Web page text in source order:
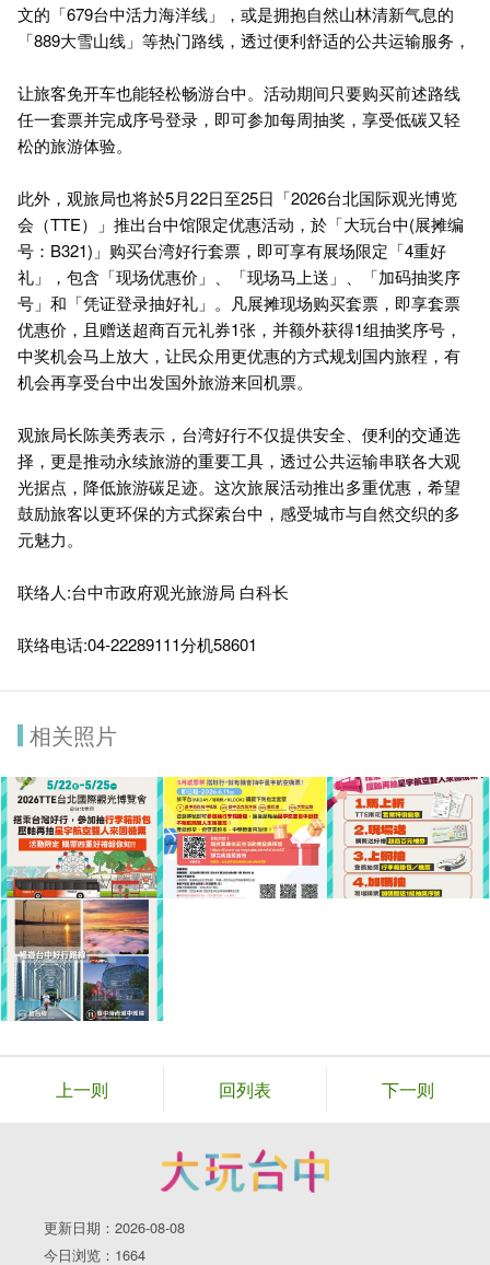
文的「679台中活力海洋线」，或是拥抱自然山林清新气息的
「889大雪山线」等热门路线，透过便利舒适的公共运输服务，
让旅客免开车也能轻松畅游台中。活动期间只要购买前述路线
任一套票并完成序号登录，即可参加每周抽奖，享受低碳又轻
松的旅游体验。
此外，观旅局也将於5月22日至25日「2026台北国际观光博览
会（TTE）」推出台中馆限定优惠活动，於「大玩台中(展摊编
号：B321)」购买台湾好行套票，即可享有展场限定「4重好
礼」，包含「现场优惠价」、「现场马上送」、「加码抽奖序
号」和「凭证登录抽好礼」。凡展摊现场购买套票，即享套票
优惠价，且赠送超商百元礼券1张，并额外获得1组抽奖序号，
中奖机会马上放大，让民众用更优惠的方式规划国内旅程，有
机会再享受台中出发国外旅游来回机票。
观旅局长陈美秀表示，台湾好行不仅提供安全、便利的交通选
择，更是推动永续旅游的重要工具，透过公共运输串联各大观
光据点，降低旅游碳足迹。这次旅展活动推出多重优惠，希望
鼓励旅客以更环保的方式探索台中，感受城市与自然交织的多
元魅力。
联络人:台中市政府观光旅游局 白科长
联络电话:04-22289111分机58601
相关照片
上一则 回列表 下一则
更新日期：2026-08-08
今日浏览：1664